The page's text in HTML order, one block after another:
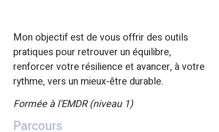
Mon objectif est de vous offrir des outils
pratiques pour retrouver un équilibre,
renforcer votre résilience et avancer, à votre
rythme, vers un mieux-être durable.
Formée à l'EMDR (niveau 1)
Parcours